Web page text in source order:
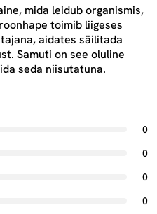
mida leidub organismis,
toimib liigeses
aidates säilitada
Samuti on see oluline
seda niisutatuna.
0
0
0
0